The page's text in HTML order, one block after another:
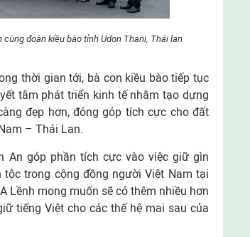
đoàn kiều bào tỉnh Udon Thani, Thái lan
thời gian tới, bà con kiều bào tiếp tục
tâm phát triển kinh tế nhằm tạo dựng
đẹp hơn, đóng góp tích cực cho đất
– Thái Lan.
An góp phần tích cực vào việc giữ gìn
trong cộng đồng người Việt Nam tại
Lềnh mong muốn sẽ có thêm nhiều hơn
tiếng Việt cho các thế hệ mai sau của